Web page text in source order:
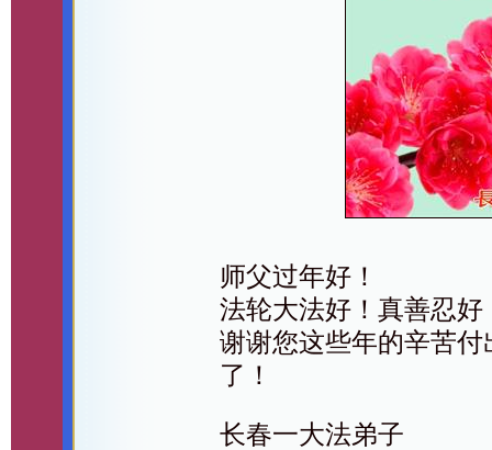
师父过年好！
法轮大法好！真善忍好
谢谢您这些年的辛苦
了！
长春一大法弟子